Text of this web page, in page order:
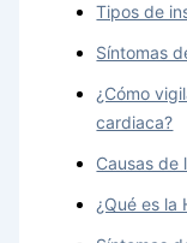
Tipos de
Síntomas
¿Cómo
cardiaca?
Causas de
¿Qué es la